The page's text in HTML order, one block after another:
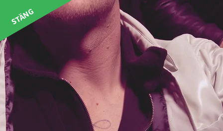
STARTSIDA
STÄNG
Kontakt
Har du frågor så tveka inte att